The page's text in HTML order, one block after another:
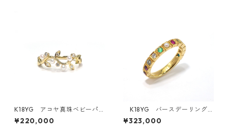
K18YG アコヤ真珠ベビーパ
ール・ダイヤモンドリング《M
oe》（KR71107）
¥220,000
K18YG バースデーリング
《復刻！1年分の誕生石のリン
グ》（K141201・K161128・K1
¥323,000